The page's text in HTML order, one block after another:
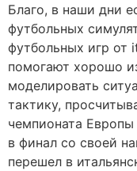
Благо, в наши дни
футбольных
футбольных игр от
помогают хорошо
моделировать
тактику,
чемпионата
в финал со своей
перешел в